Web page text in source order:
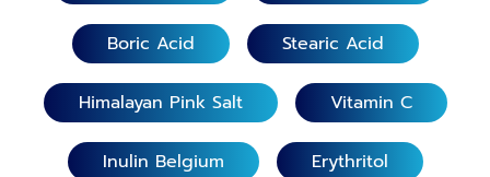
Boric Acid Stearic Acid
Himalayan Pink Salt Vitamin C
Inulin Belgium Erythritol